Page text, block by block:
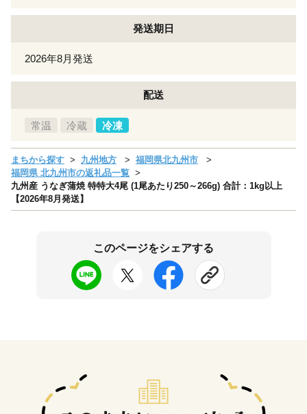
発送期日
2026年8月発送
配送
常温 冷蔵 冷凍
まちから探す 九州地方
福岡県北九州市
福岡県 北九州市の返礼品一覧
九州産 うなぎ蒲焼 特特大4尾 (1尾あたり250～266g) 合計：1kg以上
【2026年8月発送】
このページをシェアする